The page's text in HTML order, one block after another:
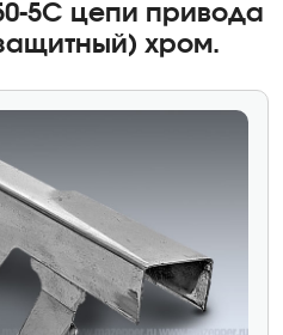
5С цепи привода
хром.